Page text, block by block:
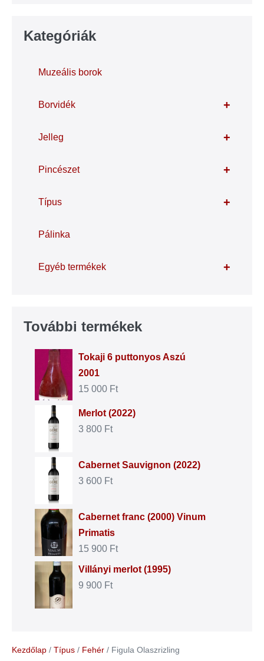
Kategóriák
Muzeális borok
+
Borvidék
+
Jelleg
+
Pincészet
+
Típus
Pálinka
+
Egyéb termékek
További termékek
Tokaji 6 puttonyos Aszú
2001
15 000 Ft
Merlot (2022)
3 800 Ft
Cabernet Sauvignon (2022)
3 600 Ft
Cabernet franc (2000) Vinum
Primatis
15 900 Ft
Villányi merlot (1995)
9 900 Ft
Kezdőlap / Típus / Fehér / Figula Olaszrizling